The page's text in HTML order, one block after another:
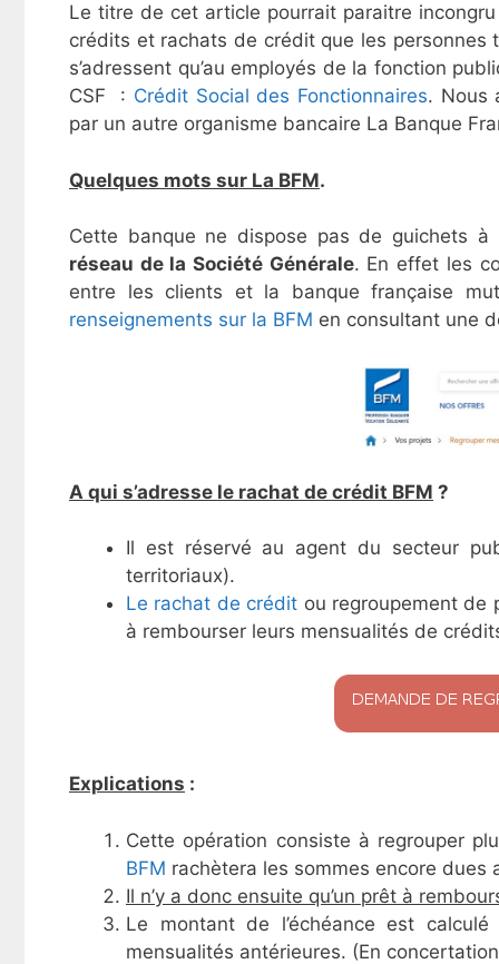
Le titre de cet article pourrait paraitre
crédits et rachats de crédit que les personnes
s’adressent qu’au employés de la fonction
CSF : Crédit Social des Fonctionnaires. Nous
par un autre organisme bancaire La Banque
Quelques mots sur La BFM.
Cette banque ne dispose pas de guichets à
réseau de la Société Générale. En effet les
entre les clients et la banque française
renseignements sur la BFM en consultant une
A qui s’adresse le rachat de crédit BFM ?
Il est réservé au agent du secteur
territoriaux).
Le rachat de crédit ou regroupement de
à rembourser leurs mensualités de
Explications :
Cette opération consiste à regrouper
BFM rachètera les sommes encore dues
Il n’y a donc ensuite qu’un prêt à
Le montant de l’échéance est
mensualités antérieures. (En